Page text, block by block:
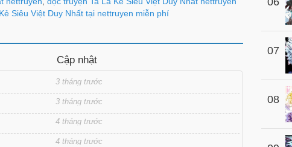
Siêu Việt Duy Nhất tại nettruyen miễn phí
Cập nhật
3 tháng trước
3 tháng trước
4 tháng trước
4 tháng trước
07
08